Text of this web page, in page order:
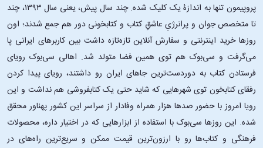
پروپیمون تنها به اندازۀ یک کلیک شده. چند سال پیش، یعنی سال ۱۳۹۳، چند
تا متخصص جوان و پرانرژیِ عاشقِ کتاب و کتابخونی دور هم جمع شدند؛ اون‌
روزها خرید اینترنتی و سفارش آنلاین تازه‌تازه داشت بین کاربرهای ایرانی پا
می‌گرفت و سی‌بوک هم توی همین فضا متولد شد. اهالی سی‌بوک رویای
فرستادن کتاب به دوردست‌ترین جاهای ایران رو داشتند، رویای پیدا کردن
رفقای کتابخون توی شهرهایی که شاید حتی یک کتابفروشی هم نداشت و این
رویا امروز با حضور صدها هزار همراه وفادار از سراسر این کشور پهناور محقق
شده. این ‌روزها سی‌بوک با استفاده از ابزارهایی که در اختیار داره، محصولات
فرهنگی و کتاب‌ها رو با ارزون‌ترین قیمت ممکن و سریع‌ترین راه‌های در